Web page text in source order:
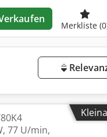
Merkliste
77 U/min,